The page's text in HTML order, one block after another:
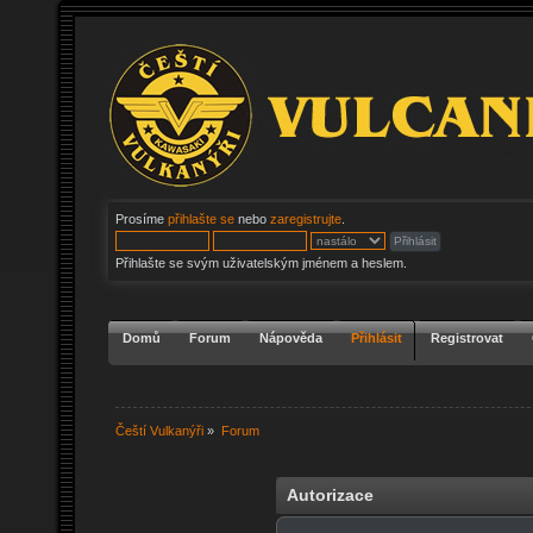
Prosíme přihlašte se nebo zaregistrujte
Přihlašte se svým uživatelským jménem a heslem.
Domů Forum Nápověda Přihlásit Registrovat
Čeští Vulkanýři » Forum
Autorizace